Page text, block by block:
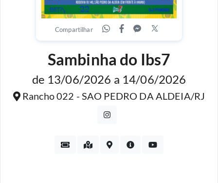
Compartilhar
Sambinha do Ibs7
de 13/06/2026 a 14/06/2026
Rancho 022 - SAO PEDRO DA ALDEIA/RJ